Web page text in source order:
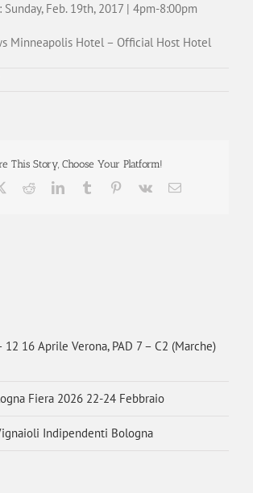
Sunday, Feb. 19th, 2017 | 4pm-8:00pm
Minneapolis Hotel – Official Host Hotel
This Story, Choose Your Platform!
RedditLinkedInTumblr Pinterest
Vk Email
16 Aprile Verona, PAD 7 – C2 (Marche)
Fiera 2026 22-24 Febbraio
Indipendenti Bologna